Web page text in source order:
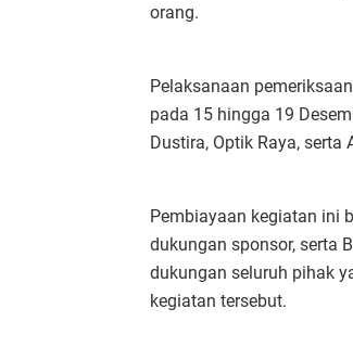
orang.
Pelaksanaan
pada 15 hingga 19
Dustira, Optik Raya, serta
Pembiayaan kegiatan ini
dukungan sponsor, serta
dukungan seluruh pihak
kegiatan tersebut.